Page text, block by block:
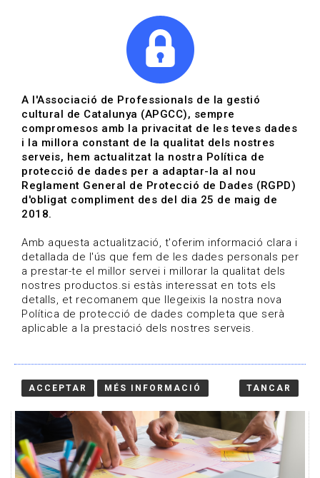
Actualitza't
Vols estar al dia?
HOME / BLOG
Estigues al dia
Convocatòries, activitats i notícies del sector de la
cultura.
A l'Associació de Professionals de la gestió
cultural de Catalunya (APGCC), sempre
compromesos amb la privacitat de les teves dades
i la millora constant de la qualitat dels nostres
serveis, hem actualitzat la nostra Política de
protecció de dades per a adaptar-la al nou
Reglament General de Protecció de Dades (RGPD)
d'obligat compliment des del dia 25 de maig de
2018.
Amb aquesta actualització, t'oferim informació clara i
detallada de l'ús que fem de les dades personals per
a prestar-te el millor servei i millorar la qualitat dels
nostres productos.si estàs interessat en tots els
detalls, et recomanem que llegeixis la nostra nova
Política de protecció de dades completa que serà
aplicable a la prestació dels nostres serveis.
ACCEPTAR MÉS INFORMACIÓ TANCAR